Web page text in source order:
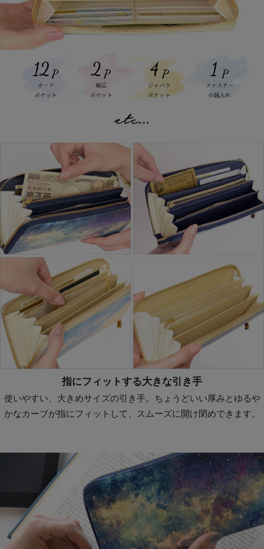
指にフィットする大きな引き手
使いやすい、大きめサイズの引き手。ちょうどいい厚みとゆるや
かなカーブが指にフィットして、スムーズに開け閉めできます。